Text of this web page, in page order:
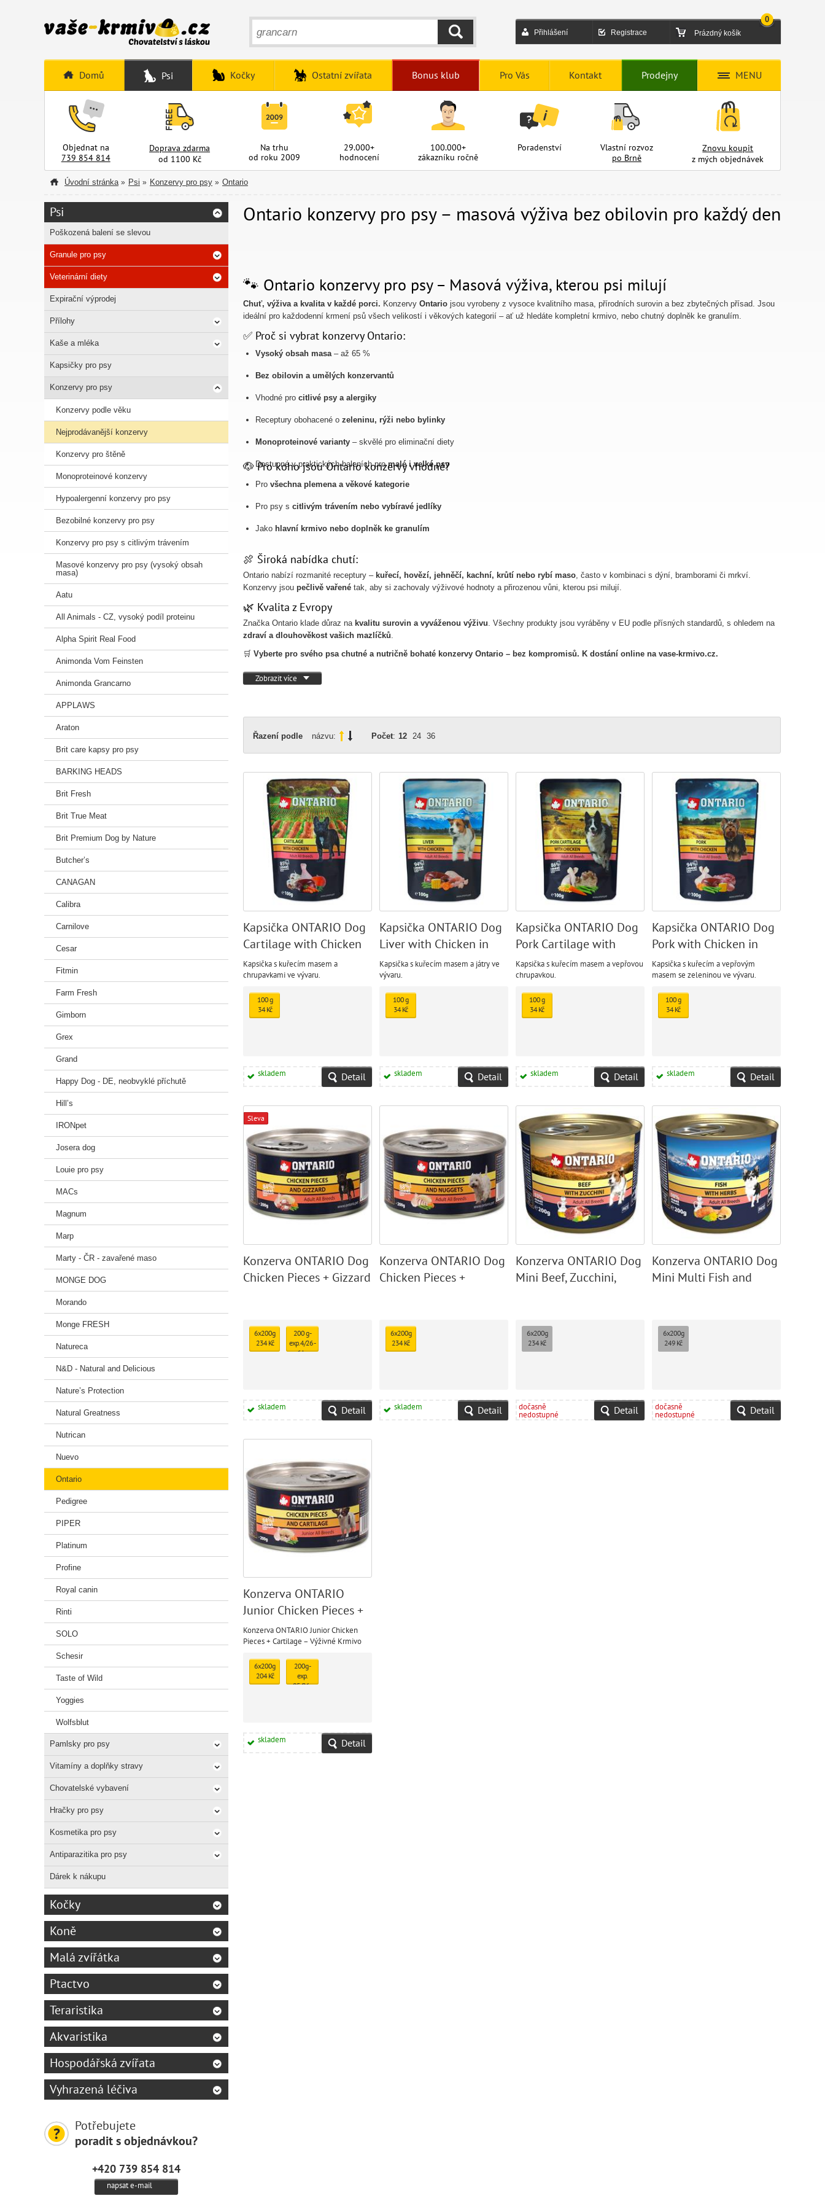
Přihlášení Registrace Prázdný košík
0
HLEDAT
Domů Psi Kočky Ostatní zvířata Bonus klub Pro Vás Kontakt Prodejny MENU
Objednat na
739 854 814
Doprava zdarma
od 1100 Kč
Na trhu
od roku 2009
29.000+
hodnocení
100.000+
zákazníku ročně
Poradenství
Vlastní rozvoz
po Brně
Znovu koupit
z mých objednávek
Úvodní stránka » Psi » Konzervy pro psy » Ontario
Ontario konzervy pro psy – masová výživa bez obilovin pro každý den
🐾 Ontario konzervy pro psy – Masová výživa, kterou psi milují
Chuť, výživa a kvalita v každé porci. Konzervy Ontario jsou vyrobeny z vysoce kvalitního masa, přírodních surovin a bez zbytečných přísad. Jsou
ideální pro každodenní krmení psů všech velikostí i věkových kategorií – ať už hledáte kompletní krmivo, nebo chutný doplněk ke granulím.
✅ Proč si vybrat konzervy Ontario:
Vysoký obsah masa– až 65 %
Bez obilovin a umělých konzervantů
Vhodné pro citlivé psy a alergiky
Receptury obohacené o zeleninu, rýži nebo bylinky
Monoproteinové varianty – skvělé pro eliminační diety
Dostupné v praktických baleních promalé i velké psy
🐶 Pro koho jsou Ontario konzervy vhodné?
Pro všechna plemena a věkové kategorie
Pro psy s citlivým trávením nebo vybíravé jedlíky
Jako hlavní krmivo nebo doplněk ke granulím
🍖 Široká nabídka chutí:
Ontario nabízí rozmanité receptury – kuřecí, hovězí, jehněčí, kachní, krůtí nebo rybí maso, často v kombinaci s dýní, bramborami či mrkví.
Konzervy jsou pečlivě vařené tak, aby si zachovaly výživové hodnoty a přirozenou vůni, kterou psi milují.
🌿 Kvalita z Evropy
Značka Ontario klade důraz na kvalitu surovin a vyváženou výživu. Všechny produkty jsou vyráběny v EU podle přísných standardů, s ohledem na
zdraví a dlouhověkost vašich mazlíčků.
🛒 Vyberte pro svého psa chutné a nutričně bohaté konzervy Ontario – bez kompromisů. K dostání online na vase-krmivo.cz.
Zobrazit více
Řazení podle názvu: Počet: 12 24 36
Kapsička ONTARIO Dog
Cartilage with Chicken
in Broth
Kapsička s kuřecím masem a
chrupavkami ve vývaru.
100 g
34 Kč
skladem Detail
Kapsička ONTARIO Dog
Liver with Chicken in
Broth
Kapsička s kuřecím masem a játry ve
vývaru.
100 g
34 Kč
skladem Detail
Kapsička ONTARIO Dog
Pork Cartilage with
Chicken in Broth
Kapsička s kuřecím masem a vepřovou
chrupavkou.
100 g
34 Kč
skladem Detail
Kapsička ONTARIO Dog
Pork with Chicken in
Broth
Kapsička s kuřecím a vepřovým
masem se zeleninou ve vývaru.
100 g
34 Kč
skladem Detail
Sleva
Konzerva ONTARIO Dog
Chicken Pieces + Gizzard
6x200g
234 Kč
200 g -
exp. 4/26 -
6 ks
skladem Detail
Konzerva ONTARIO Dog
Chicken Pieces +
6x200g
234 Kč
skladem Detail
Konzerva ONTARIO Dog
Mini Beef, Zucchini,
6x200g
234 Kč
dočasně
nedostupné Detail
Konzerva ONTARIO Dog
Mini Multi Fish and
6x200g
249 Kč
dočasně
nedostupné Detail
Konzerva ONTARIO
Junior Chicken Pieces +
Cartilage
Konzerva ONTARIO Junior Chicken
Pieces + Cartilage – Výživné Krmivo
6x200g
204 Kč
200g -
exp.
05/26 -
skladem Detail
Psi
Poškozená balení se slevou
Granule pro psy
Veterinární diety
Expirační výprodej
Přílohy
Kaše a mléka
Kapsičky pro psy
Konzervy pro psy
Konzervy podle věku
Nejprodávanější konzervy
Konzervy pro štěně
Monoproteinové konzervy
Hypoalergenní konzervy pro psy
Bezobilné konzervy pro psy
Konzervy pro psy s citlivým trávením
Masové konzervy pro psy (vysoký obsah
masa)
Aatu
All Animals - CZ, vysoký podíl proteinu
Alpha Spirit Real Food
Animonda Vom Feinsten
Animonda Grancarno
APPLAWS
Araton
Brit care kapsy pro psy
BARKING HEADS
Brit Fresh
Brit True Meat
Brit Premium Dog by Nature
Butcher’s
CANAGAN
Calibra
Carnilove
Cesar
Fitmin
Farm Fresh
Gimborn
Grex
Grand
Happy Dog - DE, neobvyklé příchutě
Hill’s
IRONpet
Josera dog
Louie pro psy
MACs
Magnum
Marp
Marty - ČR - zavařené maso
MONGE DOG
Morando
Monge FRESH
Natureca
N&D - Natural and Delicious
Nature’s Protection
Natural Greatness
Nutrican
Nuevo
Ontario
Pedigree
PIPER
Platinum
Profine
Royal canin
Rinti
SOLO
Schesir
Taste of Wild
Yoggies
Wolfsblut
Pamlsky pro psy
Vitamíny a doplňky stravy
Chovatelské vybavení
Hračky pro psy
Kosmetika pro psy
Antiparazitika pro psy
Dárek k nákupu
Kočky
Koně
Malá zvířátka
Ptactvo
Teraristika
Akvaristika
Hospodářská zvířata
Vyhrazená léčiva
Potřebujete
poradit s objednávkou?
+420 739 854 814
napsat e-mail